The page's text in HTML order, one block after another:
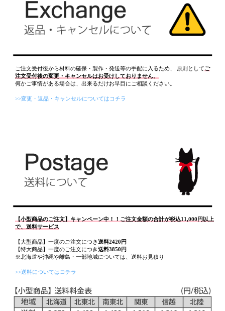
ご注文受付後から材料の確保・製作・発送等の手配に入るため、 原則としてご
注文受付後の変更・キャンセルはお受けしておりません。
何かご事情がある場合は、出来るだけお早目にご相談ください。
>>変更・返品・キャンセルについてはコチラ
【小型商品のご注文】キャンペーン中！！ご注文金額の合計が税込11,000円以上
で、送料サービス
【大型商品】一度のご注文につき送料2420円
【特大商品】一度のご注文につき送料3850円
※北海道や沖縄や離島・一部地域については、送料お見積り
>>送料についてはコチラ